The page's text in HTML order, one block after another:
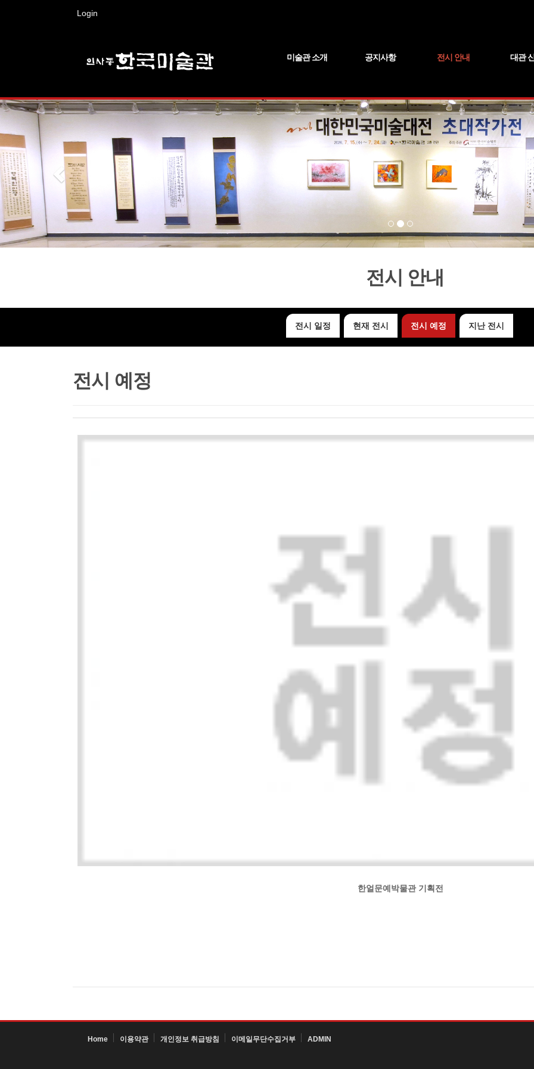
Login
미술관 소개
미술관 소개
인사말
오시는 길
관람 안내
공지사항
공지사항
전시 안내
전시 일정
현재 전시
전시 예정
지난 전시
대관
대관 신
미술관 둘
전시 안내
전시 일정 현재 전시 전시 예정 지난 전시
전시 예정
한얼문예박물관 기획전
Home 이용약관 개인정보 취급방침 이메일무단수집거부 ADMIN